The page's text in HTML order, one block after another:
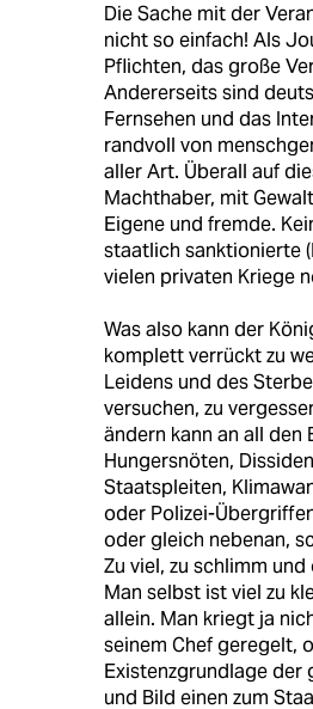
Die Sache mit der
nicht so einfach! Als
Pflichten, das große
Andererseits sind
Fernsehen und das
randvoll von
aller Art. Überall auf
Machthaber, mit
Eigene und fremde.
staatlich sanktionierte
vielen privaten Kriege
Was also kann der
komplett verrückt zu
Leidens und des
versuchen, zu
ändern kann an all den
Hungersnöten,
Staatspleiten,
oder Polizei-
oder gleich nebenan,
Zu viel, zu schlimm
Man selbst ist viel zu
allein. Man kriegt ja
seinem Chef geregelt,
Existenzgrundlage der
und Bild einen zum